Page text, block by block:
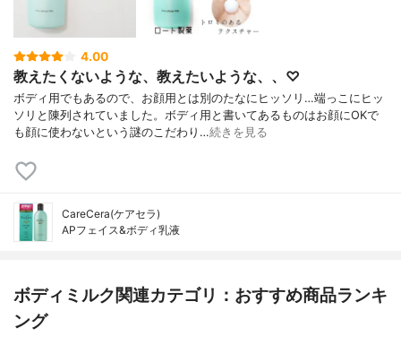
4.00
教えたくないような、教えたいような、、♡
ボディ用でもあるので、お顔用とは別のたなにヒッソリ…端っこにヒッ
ソリと陳列されていました。ボディ用と書いてあるものはお顔にOKで
も顔に使わないという謎のこだわり…続きを見る
CareCera(ケアセラ)
APフェイス&ボディ乳液
ボディミルク関連カテゴリ：おすすめ商品ランキ
ング